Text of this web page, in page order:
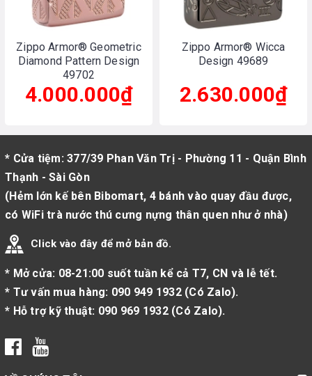
Zippo Armor® Geometric
Diamond Pattern Design
49702
4.000.000₫
Zippo Armor® Wicca
Design 49689
2.630.000₫
* Cửa tiệm: 377/39 Phan Văn Trị - Phường 11 - Quận Bình
Thạnh - Sài Gòn
(Hẻm lớn kế bên Bibomart, 4 bánh vào quay đầu được,
có WiFi trà nước thú cưng nựng thân quen như ở nhà)
Click vào đây để mở bản đồ.
* Mở cửa: 08-21:00 suốt tuần kể cả T7, CN và lễ tết.
* Tư vấn mua hàng: 090 949 1932(Có Zalo).
* Hỗ trợ kỹ thuật: 090 969 1932(Có Zalo).